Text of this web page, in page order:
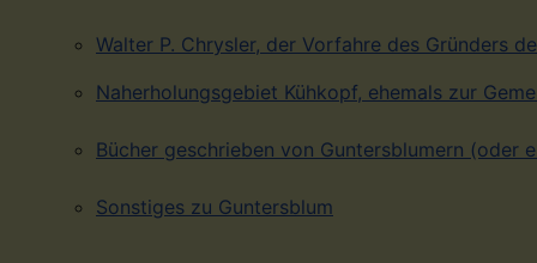
Walter P. Chrysler, der Vorfahre des Gründers
Naherholungsgebiet Kühkopf, ehemals zur
Bücher geschrieben von Guntersblumern (oder
Sonstiges zu Guntersblum